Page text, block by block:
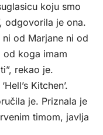
koju smo
odgovorila je ona.
od Marjane ni od
od koga imam
rekao je.
Kitchen’.
je. Priznala je
timom, javlja